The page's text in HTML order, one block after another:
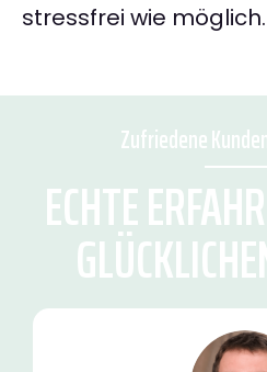
stressfrei wie möglich.
Zufriedene
ECHTE